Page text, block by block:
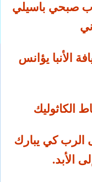
صبحي باسيلي
الأنبا يؤانس
الكاثوليك
الرب كي يبارك
الأبد.